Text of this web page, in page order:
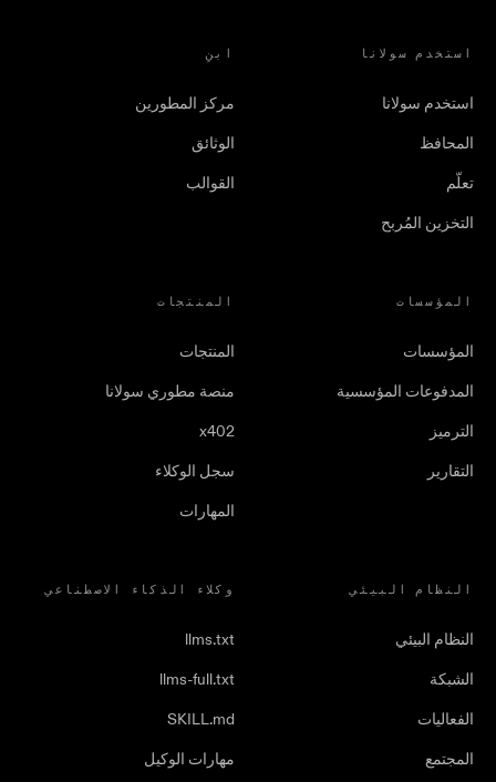
استخدم سولانا
استخدم سولانا
المحافظ
تعلّم
التخزين المُربح
ابنِ
مركز المطورين
الوثائق
القوالب
المؤسسات
المؤسسات
المدفوعات المؤسسية
الترميز
التقارير
المنتجات
المنتجات
منصة مطوري سولانا
x402
سجل الوكلاء
المهارات
النظام البيئي
النظام البيئي
الشبكة
الفعاليات
المجتمع
وكلاء الذكاء الاصطناعي
llms.txt
llms-full.txt
SKILL.md
مهارات الوكيل